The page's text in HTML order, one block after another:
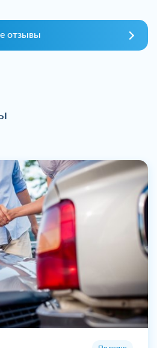
отзывы